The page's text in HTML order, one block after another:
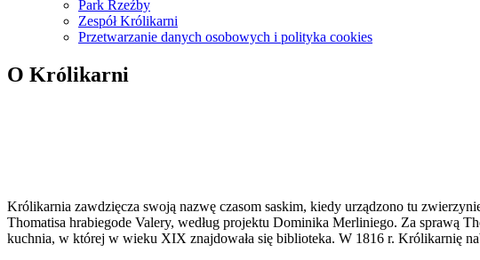
Park Rzeźby
Zespół Królikarni
Przetwarzanie danych osobowych i polityka cookies
O Królikarni
Królikarnia zawdzięcza swoją nazwę czasom saskim, kiedy urządzono tu
Thomatisa hrabiegode Valery, według projektu Dominika Merliniego. Za sprawą
kuchnia, w której w wieku XIX znajdowała się biblioteka. W 1816 r. Królikarnię